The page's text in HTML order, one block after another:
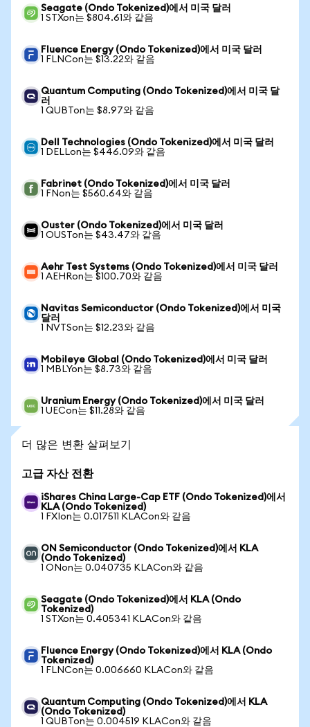
Seagate (Ondo Tokenized)에서 미국 달러
1 STXon는 $804.61와 같음
Fluence Energy (Ondo Tokenized)에서 미국 달러
1 FLNCon는 $13.22와 같음
Quantum Computing (Ondo Tokenized)에서 미국 달
러
1 QUBTon는 $8.97와 같음
Dell Technologies (Ondo Tokenized)에서 미국 달러
1 DELLon는 $446.09와 같음
Fabrinet (Ondo Tokenized)에서 미국 달러
1 FNon는 $560.64와 같음
Ouster (Ondo Tokenized)에서 미국 달러
1 OUSTon는 $43.47와 같음
Aehr Test Systems (Ondo Tokenized)에서 미국 달러
1 AEHRon는 $100.70와 같음
Navitas Semiconductor (Ondo Tokenized)에서 미국
달러
1 NVTSon는 $12.23와 같음
Mobileye Global (Ondo Tokenized)에서 미국 달러
1 MBLYon는 $8.73와 같음
Uranium Energy (Ondo Tokenized)에서 미국 달러
1 UECon는 $11.28와 같음
더 많은 변환 살펴보기
고급 자산 전환
iShares China Large-Cap ETF (Ondo Tokenized)에서
KLA (Ondo Tokenized)
1 FXIon는 0.017511 KLACon와 같음
ON Semiconductor (Ondo Tokenized)에서 KLA
(Ondo Tokenized)
1 ONon는 0.040735 KLACon와 같음
Seagate (Ondo Tokenized)에서 KLA (Ondo
Tokenized)
1 STXon는 0.405341 KLACon와 같음
Fluence Energy (Ondo Tokenized)에서 KLA (Ondo
Tokenized)
1 FLNCon는 0.006660 KLACon와 같음
Quantum Computing (Ondo Tokenized)에서 KLA
(Ondo Tokenized)
1 QUBTon는 0.004519 KLACon와 같음